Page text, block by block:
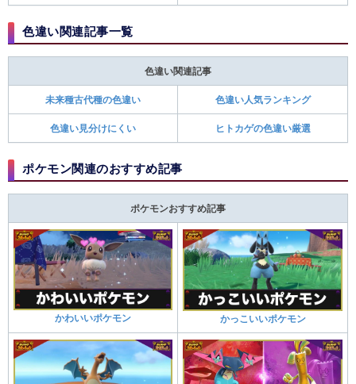
色違い関連記事一覧
色違い関連記事
未来種古代種の色違い 色違い人気ランキング
色違い見分けにくい ヒトカゲの色違い厳選
ポケモン関連のおすすめ記事
ポケモンおすすめ記事
かわいいポケモン かっこいいポケモン